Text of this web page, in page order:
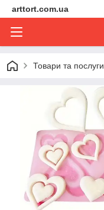
arttort.com.ua
Товари та послуги